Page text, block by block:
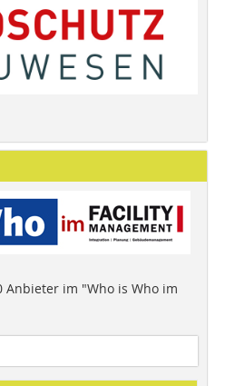
Anbieter im "Who is Who im